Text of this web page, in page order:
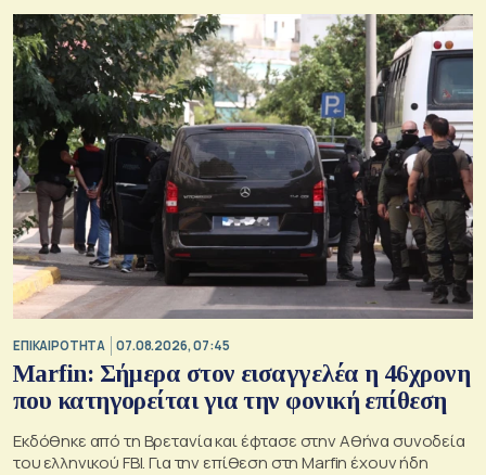
ΕΠΙΚΑΙΡΟΤΗΤΑ 07.08.2026, 07:45
Marfin: Σήμερα στον εισαγγελέα η 46χρονη
που κατηγορείται για την φονική επίθεση
Εκδόθηκε από τη Βρετανία και έφτασε στην Αθήνα συνοδεία
του ελληνικού FBI. Για την επίθεση στη Marfin έχουν ήδη